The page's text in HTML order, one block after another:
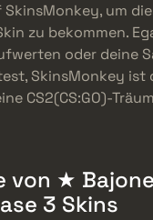
SkinsMonkey, um
zu bekommen.
oder deine
SkinsMonkey ist
CS2(CS:GO)-
von ★
3 Skins